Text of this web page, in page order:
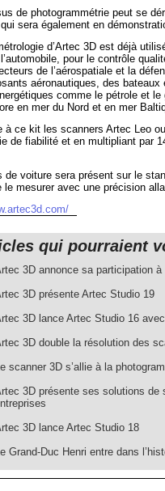
de photogrammétrie peut se
sera également en
d’Artec 3D est déjà
pour le contrôle
de l’aérospatiale et la
aéronautiques, des
comme le pétrole et
en mer du Nord et en mer
à ce kit les scanners Artec Leo
de fiabilité et en multipliant par
de voiture sera présent sur le
le mesurer avec une précision
qui pourraient
3D annonce sa participation à
3D présente Artec Studio 19
3D lance Artec Studio 16
3D double la résolution des
scanner 3D s’allie à la
3D présente ses solutions de
3D lance Artec Studio 18
Grand-Duc Henri entre dans